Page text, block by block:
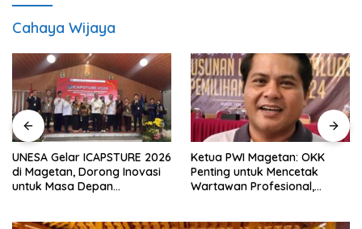
Cahaya Wijaya
UNESA Gelar ICAPSTURE 2026
di Magetan, Dorong Inovasi
untuk Masa Depan
Ketua PWI Magetan: OKK
Penting untuk Mencetak
Wartawan Profesional,